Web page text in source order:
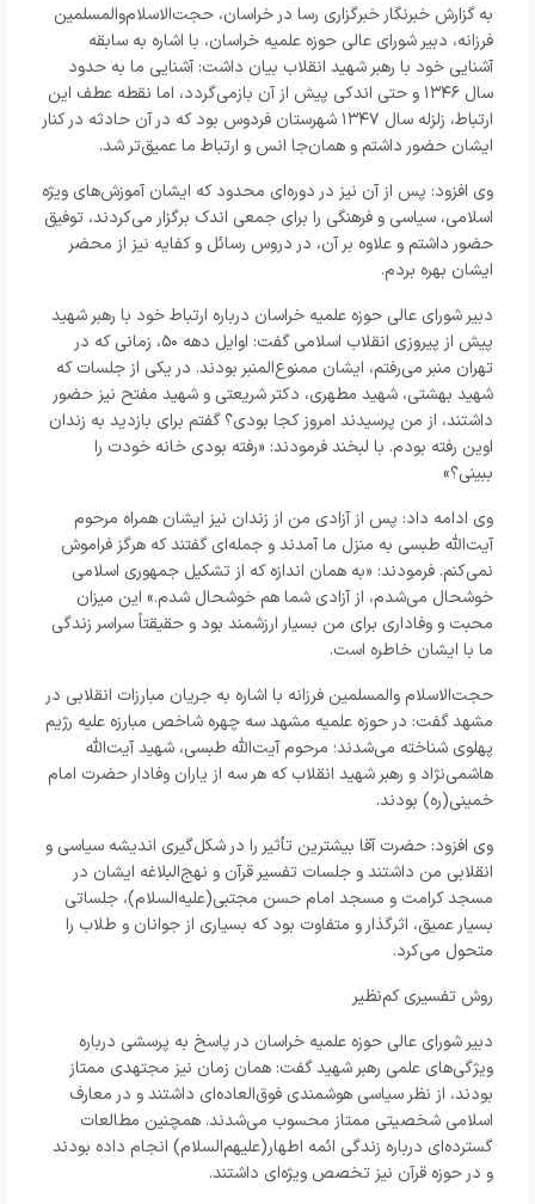
به گزارش خبرنگار خبرگزاری رسا در خراسان، حجت‌الاسلام‌والمسلمین
فرزانه، دبیر شورای عالی حوزه علمیه خراسان، با اشاره به سابقه
آشنایی خود با رهبر شهید انقلاب بیان داشت: آشنایی ما به حدود
سال ۱۳۴۶ و حتی اندکی پیش از آن بازمی‌گردد، اما نقطه عطف این
ارتباط، زلزله سال ۱۳۴۷ شهرستان فردوس بود که در آن حادثه در کنار
ایشان حضور داشتم و همان‌جا انس و ارتباط ما عمیق‌تر شد.
وی افزود: پس از آن نیز در دوره‌ای محدود که ایشان آموزش‌های ویژه
اسلامی، سیاسی و فرهنگی را برای جمعی اندک برگزار می‌کردند، توفیق
حضور داشتم و علاوه بر آن، در دروس رسائل و کفایه نیز از محضر
ایشان بهره بردم.
دبیر شورای عالی حوزه علمیه خراسان درباره ارتباط خود با رهبر شهید
پیش از پیروزی انقلاب اسلامی گفت: اوایل دهه ۵۰، زمانی که در
تهران منبر می‌رفتم، ایشان ممنوع‌المنبر بودند. در یکی از جلسات که
شهید بهشتی، شهید مطهری، دکتر شریعتی و شهید مفتح نیز حضور
داشتند، از من پرسیدند امروز کجا بودی؟ گفتم برای بازدید به زندان
اوین رفته بودم. با لبخند فرمودند: «رفته بودی خانه خودت را
ببینی؟»
وی ادامه داد: پس از آزادی من از زندان نیز ایشان همراه مرحوم
آیت‌الله طبسی به منزل ما آمدند و جمله‌ای گفتند که هرگز فراموش
نمی‌کنم. فرمودند: «به همان اندازه که از تشکیل جمهوری اسلامی
خوشحال می‌شدم، از آزادی شما هم خوشحال شدم.» این میزان
محبت و وفاداری برای من بسیار ارزشمند بود و حقیقتاً سراسر زندگی
ما با ایشان خاطره است.
حجت‌الاسلام والمسلمین فرزانه با اشاره به جریان مبارزات انقلابی در
مشهد گفت: در حوزه علمیه مشهد سه چهره شاخص مبارزه علیه رژیم
پهلوی شناخته می‌شدند؛ مرحوم آیت‌الله طبسی، شهید آیت‌الله
هاشمی‌نژاد و رهبر شهید انقلاب که هر سه از یاران وفادار حضرت امام
خمینی(ره) بودند.
وی افزود: حضرت آقا بیشترین تأثیر را در شکل‌گیری اندیشه سیاسی و
انقلابی من داشتند و جلسات تفسیر قرآن و نهج‌البلاغه ایشان در
مسجد کرامت و مسجد امام حسن مجتبی(علیه‌السلام)، جلساتی
بسیار عمیق، اثرگذار و متفاوت بود که بسیاری از جوانان و طلاب را
متحول می‌کرد.
روش تفسیری کم‌نظیر
دبیر شورای عالی حوزه علمیه خراسان در پاسخ به پرسشی درباره
ویژگی‌های علمی رهبر شهید گفت: همان زمان نیز مجتهدی ممتاز
بودند، از نظر سیاسی هوشمندی فوق‌العاده‌ای داشتند و در معارف
اسلامی شخصیتی ممتاز محسوب می‌شدند. همچنین مطالعات
گسترده‌ای درباره زندگی ائمه اطهار(علیهم‌السلام) انجام داده بودند
و در حوزه قرآن نیز تخصص ویژه‌ای داشتند.